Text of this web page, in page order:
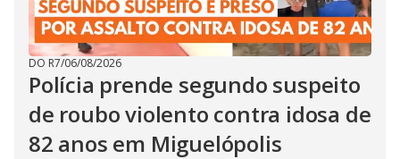
DO R7/06/08/2026
Polícia prende segundo suspeito
de roubo violento contra idosa de
82 anos em Miguelópolis